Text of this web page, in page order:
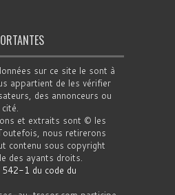
sur ce site le sont à
appartient de les vérifier
des annonceurs ou
et extraits sont © les
nous retirerons
contenu sous copyright
des ayants droits.
1 du code du